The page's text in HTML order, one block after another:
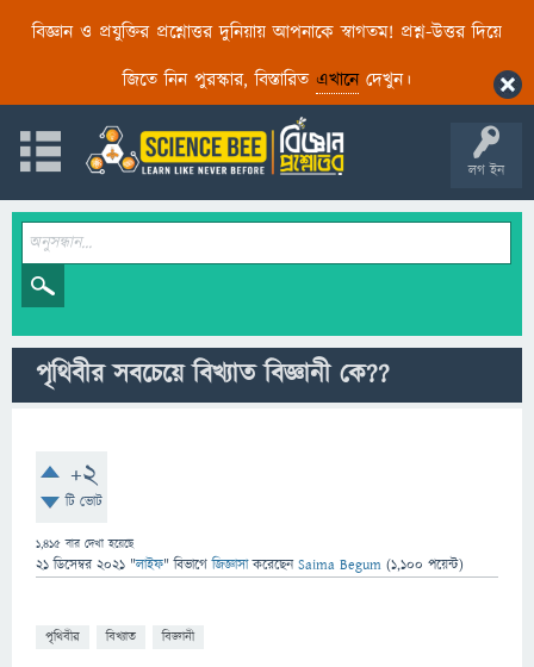
বিজ্ঞান ও প্রযুক্তির প্রশ্নোত্তর দুনিয়ায় আপনাকে স্বাগতম! প্রশ্ন-উত্তর দিয়ে
জিতে নিন পুরস্কার, বিস্তারিত এখানেদেখুন।
লগ ইন
পৃথিবীর সবচেয়ে বিখ্যাত বিজ্ঞানী কে??
+2
টি ভোট
1,415 বার দেখা হয়েছে
21 ডিসেম্বর 2021 "লাইফ" বিভাগে জিজ্ঞাসাকরেছেনSaima Begum (1,100 পয়েন্ট)
পৃথিবীর বিখ্যাত বিজ্ঞানী